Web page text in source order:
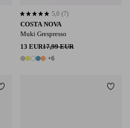
COSTA NOVA
Muki Grespresso
13 EUR17,99 EUR
11 värejä
+6
5,0 perustuen 7 arvosanaan
5,0 (7)
Lisää suosikkeihin